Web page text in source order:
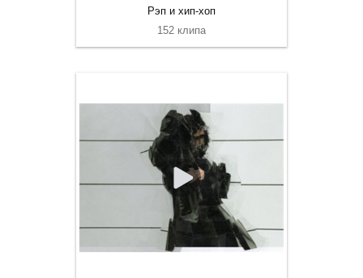
Рэп и хип-хоп
152 клипа